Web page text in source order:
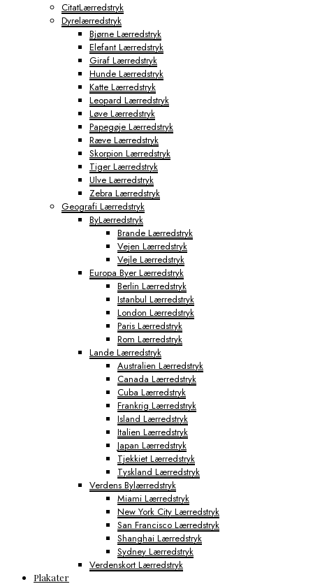
CitatLærredstryk
Dyrelærredstryk
Bjørne Lærredstryk
Elefant Lærredstryk
Giraf Lærredstryk
Hunde Lærredstryk
Katte Lærredstryk
Leopard Lærredstryk
Løve Lærredstryk
Papegøje Lærredstryk
Ræve Lærredstryk
Skorpion Lærredstryk
Tiger Lærredstryk
Ulve Lærredstryk
Zebra Lærredstryk
Geografi Lærredstryk
ByLærredstryk
Brande Lærredstryk
Vejen Lærredstryk
Vejle Lærredstryk
Europa Byer Lærredstryk
Berlin Lærredstryk
Istanbul Lærredstryk
London Lærredstryk
Paris Lærredstryk
Rom Lærredstryk
Lande Lærredstryk
Australien Lærredstryk
Canada Lærredstryk
Cuba Lærredstryk
Frankrig Lærredstryk
Island Lærredstryk
Italien Lærredstryk
Japan Lærredstryk
Tjekkiet Lærredstryk
Tyskland Lærredstryk
Verdens Bylærredstryk
Miami Lærredstryk
New York City Lærredstryk
San Francisco Lærredstryk
Shanghai Lærredstryk
Sydney Lærredstryk
Verdenskort Lærredstryk
Plakater